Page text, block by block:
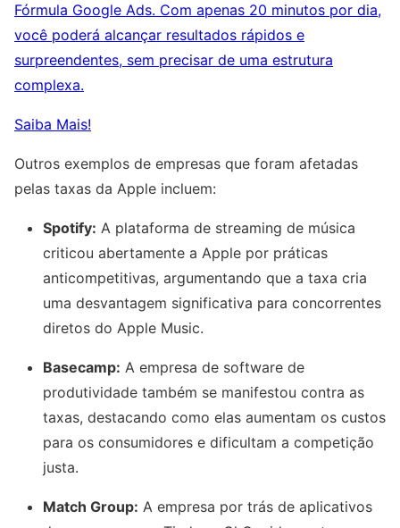
Fórmula Google Ads. Com apenas 20 minutos por dia,
você poderá alcançar resultados rápidos e
surpreendentes, sem precisar de uma estrutura
complexa.
Saiba Mais!
Outros exemplos de empresas que foram afetadas
pelas taxas da Apple incluem:
Spotify: A plataforma de streaming de música
criticou abertamente a Apple por práticas
anticompetitivas, argumentando que a taxa cria
uma desvantagem significativa para concorrentes
diretos do Apple Music.
Basecamp: A empresa de software de
produtividade também se manifestou contra as
taxas, destacando como elas aumentam os custos
para os consumidores e dificultam a competição
justa.
Match Group: A empresa por trás de aplicativos